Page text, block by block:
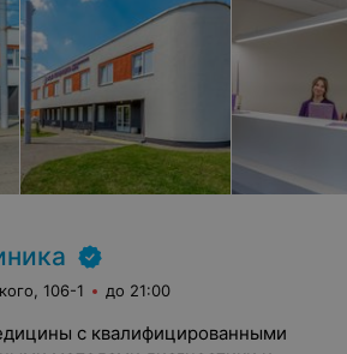
106-1 до 21:00
с квалифицированными